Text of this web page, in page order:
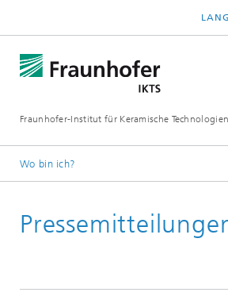
Fraunhofer-Institut für Keramische
Wo bin ich?